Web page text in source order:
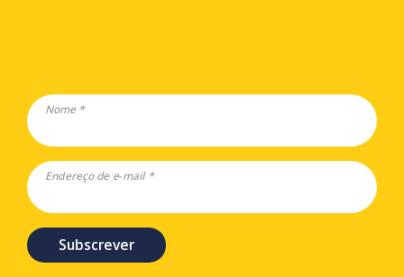
Nome *
Endereço de e-mail *
Subscrever